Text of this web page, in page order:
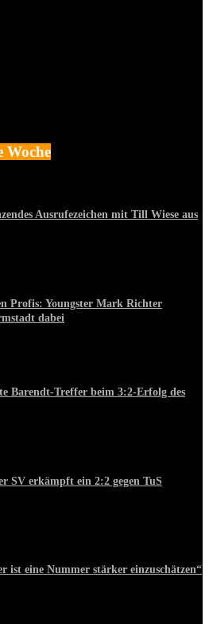
Woche
Ausrufezeichen mit Till Wiese aus
Profis: Youngster Mark Richter
dabei
Barendt-Treffer beim 3:2-Erfolg des
SV erkämpft ein 2:2 gegen TuS
ist eine Nummer stärker einzuschätzen“